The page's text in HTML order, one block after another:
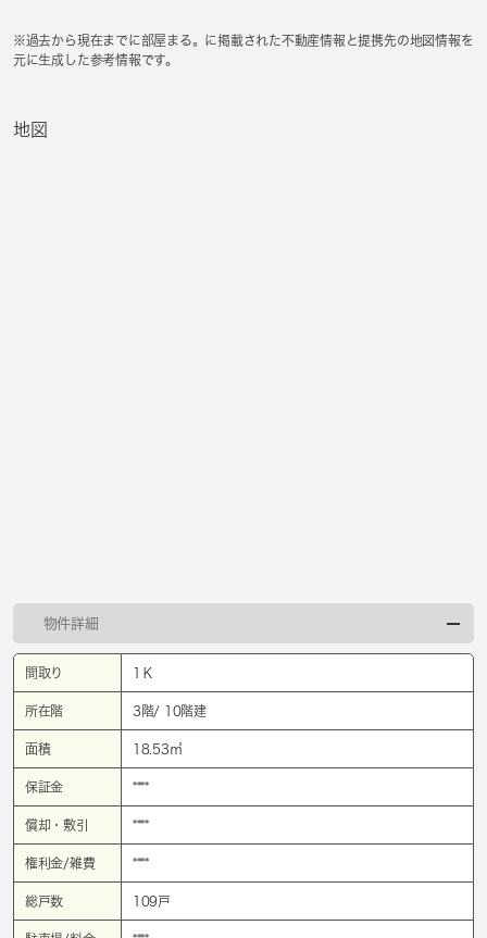
※過去から現在までに部屋まる。に掲載された不動産情報と提携先の地図情報を
元に生成した参考情報です。
地図
物件詳細
間取り 1Ｋ
所在階 3階/ 10階建
面積 18.53㎡
保証金 ****
償却・敷引 ****
権利金/雑費 ****
総戸数 109戸